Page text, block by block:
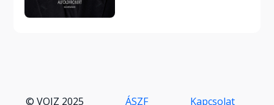
© VOIZ 2025 ÁSZF Kapcsolat